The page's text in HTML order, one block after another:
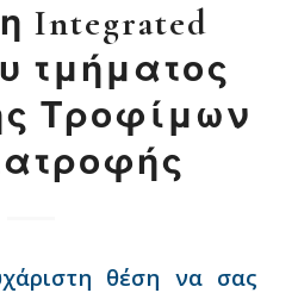
Integrated
τμήματος
Τροφίμων
θέση να σας